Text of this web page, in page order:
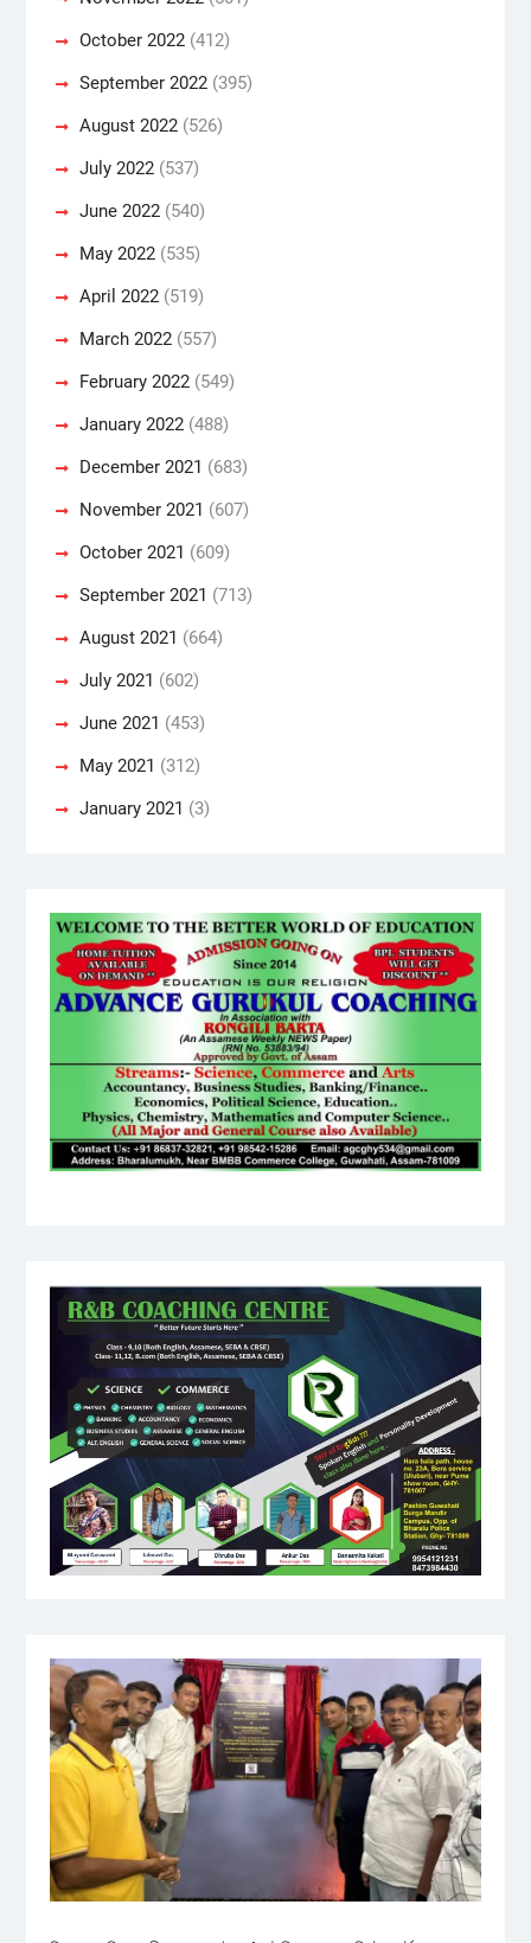
October 2022(412)
September 2022(395)
August 2022(526)
July 2022(537)
June 2022(540)
May 2022(535)
April 2022(519)
March 2022(557)
February 2022(549)
January 2022(488)
December 2021 (683)
November 2021 (607)
October 2021 (609)
September 2021 (713)
August 2021 (664)
July 2021 (602)
June 2021 (453)
May 2021 (312)
January 2021 (3)